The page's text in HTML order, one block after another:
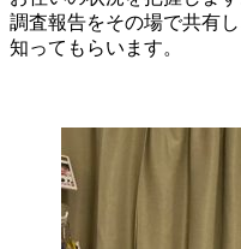
調査報告をその場で共有
知ってもらいます。